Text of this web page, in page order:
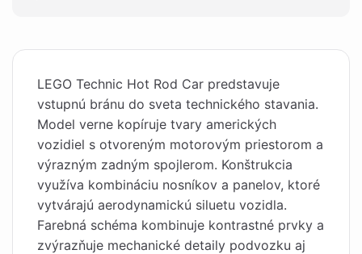
LEGO Technic Hot Rod Car predstavuje
vstupnú bránu do sveta technického stavania.
Model verne kopíruje tvary amerických
vozidiel s otvoreným motorovým priestorom a
výrazným zadným spojlerom. Konštrukcia
využíva kombináciu nosníkov a panelov, ktoré
vytvárajú aerodynamickú siluetu vozidla.
Farebná schéma kombinuje kontrastné prvky a
zvýrazňuje mechanické detaily podvozku aj